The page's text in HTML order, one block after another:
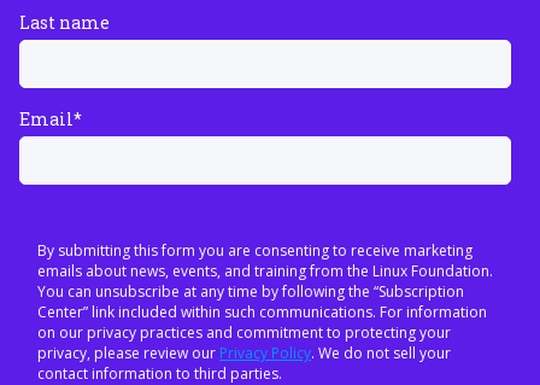
Last name
Email*
By submitting this form you are consenting to receive marketing
emails about news, events, and training from the Linux Foundation.
You can unsubscribe at any time by following the “Subscription
Center” link included within such communications. For information
on our privacy practices and commitment to protecting your
privacy, please review our Privacy Policy. We do not sell your
contact information to third parties.